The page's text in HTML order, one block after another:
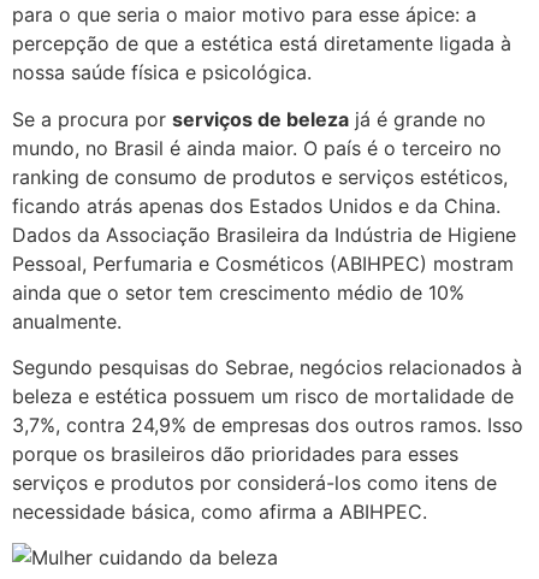
para o que seria o maior motivo para esse ápice: a
percepção de que a estética está diretamente ligada à
nossa saúde física e psicológica.
Se a procura por serviços de beleza já é grande no
mundo, no Brasil é ainda maior. O país é o terceiro no
ranking de consumo de produtos e serviços estéticos,
ficando atrás apenas dos Estados Unidos e da China.
Dados da Associação Brasileira da Indústria de Higiene
Pessoal, Perfumaria e Cosméticos (ABIHPEC) mostram
ainda que o setor tem crescimento médio de 10%
anualmente.
Segundo pesquisas do Sebrae, negócios relacionados à
beleza e estética possuem um risco de mortalidade de
3,7%, contra 24,9% de empresas dos outros ramos. Isso
porque os brasileiros dão prioridades para esses
serviços e produtos por considerá-los como itens de
necessidade básica, como afirma a ABIHPEC.